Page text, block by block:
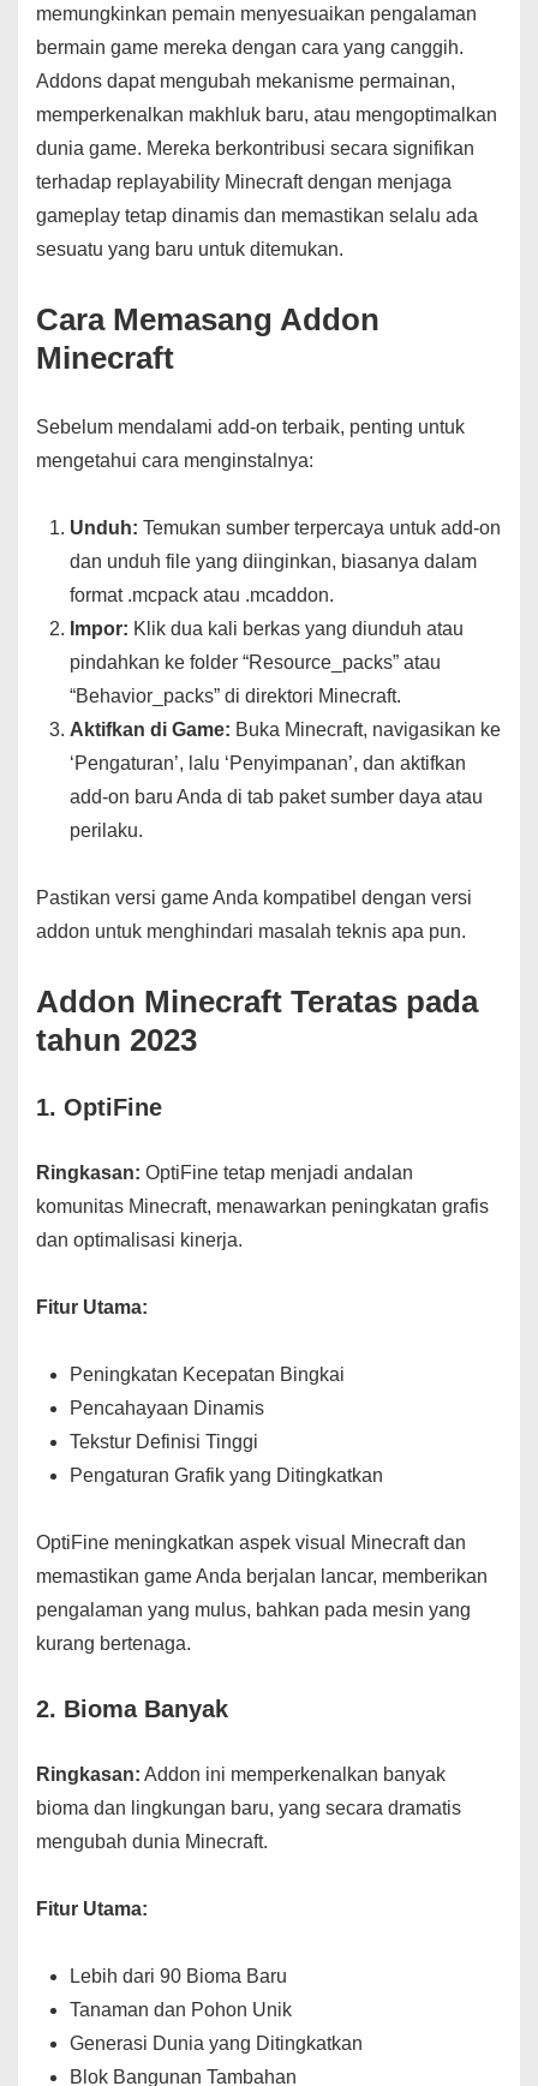
memungkinkan pemain menyesuaikan pengalaman
bermain game mereka dengan cara yang canggih.
Addons dapat mengubah mekanisme permainan,
memperkenalkan makhluk baru, atau mengoptimalkan
dunia game. Mereka berkontribusi secara signifikan
terhadap replayability Minecraft dengan menjaga
gameplay tetap dinamis dan memastikan selalu ada
sesuatu yang baru untuk ditemukan.
Cara Memasang Addon
Minecraft
Sebelum mendalami add-on terbaik, penting untuk
mengetahui cara menginstalnya:
Unduh: Temukan sumber terpercaya untuk add-on
dan unduh file yang diinginkan, biasanya dalam
format .mcpack atau .mcaddon.
Impor: Klik dua kali berkas yang diunduh atau
pindahkan ke folder “Resource_packs” atau
“Behavior_packs” di direktori Minecraft.
Aktifkan di Game: Buka Minecraft, navigasikan ke
‘Pengaturan’, lalu ‘Penyimpanan’, dan aktifkan
add-on baru Anda di tab paket sumber daya atau
perilaku.
Pastikan versi game Anda kompatibel dengan versi
addon untuk menghindari masalah teknis apa pun.
Addon Minecraft Teratas pada
tahun 2023
1. OptiFine
Ringkasan: OptiFine tetap menjadi andalan
komunitas Minecraft, menawarkan peningkatan grafis
dan optimalisasi kinerja.
Fitur Utama:
Peningkatan Kecepatan Bingkai
Pencahayaan Dinamis
Tekstur Definisi Tinggi
Pengaturan Grafik yang Ditingkatkan
OptiFine meningkatkan aspek visual Minecraft dan
memastikan game Anda berjalan lancar, memberikan
pengalaman yang mulus, bahkan pada mesin yang
kurang bertenaga.
2. Bioma Banyak
Ringkasan: Addon ini memperkenalkan banyak
bioma dan lingkungan baru, yang secara dramatis
mengubah dunia Minecraft.
Fitur Utama:
Lebih dari 90 Bioma Baru
Tanaman dan Pohon Unik
Generasi Dunia yang Ditingkatkan
Blok Bangunan Tambahan